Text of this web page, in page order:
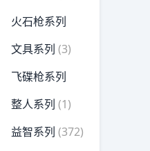
火石枪系列
文具系列 (3)
飞碟枪系列
整人系列 (1)
益智系列 (372)